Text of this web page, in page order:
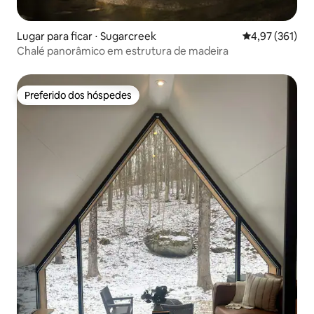
Lugar para ficar ⋅ Sugarcreek 4,97 de uma
4,97 (361)
Chalé panorâmico em estrutura de madeira
Preferido dos hóspedes
Preferido dos hóspedes